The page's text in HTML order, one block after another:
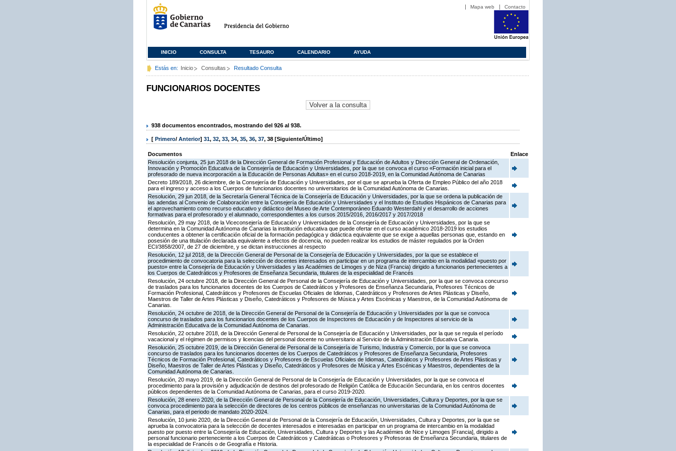
Mapa web Contacto
INICIO CONSULTA TESAURO CALENDARIO AYUDA
Estás en: Inicio Consultas Resultado Consulta
FUNCIONARIOS DOCENTES
938 documentos encontrados, mostrando del 926 al 938.
[ Primero/ Anterior] 31, 32, 33, 34, 35, 36, 37, 38 [Siguiente/Último]
Documentos
Enlace
Resolución conjunta, 25 jun 2018 de la Dirección General de Formación Profesional y Educación de Adultos y Dirección General de Ordenación,
Innovación y Promoción Educativa de la Consejería de Educación y Universidades, por la que se convoca el curso «Formación inicial para el
profesorado de nueva incorporación a la Educación de Personas Adultas» en el curso 2018-2019, en la Comunidad Autónoma de Canarias
Decreto 189/2018, 26 diciembre, de la Consejería de Educación y Universidades, por el que se aprueba la Oferta de Empleo Público del año 2018
para el ingreso y acceso a los Cuerpos de funcionarios docentes no universitarios de la Comunidad Autónoma de Canarias.
Resolución, 29 jun 2018, de la Secretaría General Técnica de la Consejería de Educación y Universidades, por la que se ordena la publicación de
las adendas al Convenio de Colaboración entre la Consejería de Educación y Universidades y el Instituto de Estudios Hispánicos de Canarias para
el aprovechamiento como recurso educativo y didáctico del Museo de Arte Contemporáneo Eduardo Westerdahl y el desarrollo de acciones
formativas para el profesorado y el alumnado, correspondientes a los cursos 2015/2016, 2016/2017 y 2017/2018
Resolución, 29 may 2018, de la Viceconsejería de Educación y Universidades de la Consejería de Educación y Universidades, por la que se
determina en la Comunidad Autónoma de Canarias la institución educativa que puede ofertar en el curso académico 2018-2019 los estudios
conducentes a obtener la certificación oficial de la formación pedagógica y didáctica equivalente que se exige a aquellas personas que, estando en
posesión de una titulación declarada equivalente a efectos de docencia, no pueden realizar los estudios de máster regulados por la Orden
ECI/3858/2007, de 27 de diciembre, y se dictan instrucciones al respecto
Resolución, 12 jul 2018, de la Dirección General de Personal de la Consejería de Educación y Universidades, por la que se establece el
procedimiento de convocatoria para la selección de docentes interesados en participar en un programa de intercambio en la modalidad «puesto por
puesto» entre la Consejería de Educación y Universidades y las Académies de Limoges y de Niza (Francia) dirigido a funcionarios pertenecientes a
los Cuerpos de Catedráticos y Profesores de Enseñanza Secundaria, titulares de la especialidad de Francés
Resolución, 24 octubre 2018, de la Dirección General de Personal de la Consejería de Educación y Universidades, por la que se convoca concurso
de traslados para los funcionarios docentes de los Cuerpos de Catedráticos y Profesores de Enseñanza Secundaria, Profesores Técnicos de
Formación Profesional, Catedráticos y Profesores de Escuelas Oficiales de Idiomas, Catedráticos y Profesores de Artes Plásticas y Diseño,
Maestros de Taller de Artes Plásticas y Diseño, Catedráticos y Profesores de Música y Artes Escénicas y Maestros, de la Comunidad Autónoma de
Canarias.
Resolución, 24 octubre de 2018, de la Dirección General de Personal de la Consejería de Educación y Universidades por la que se convoca
concurso de traslados para los funcionarios docentes de los Cuerpos de Inspectores de Educación y de Inspectores al servicio de la
Administración Educativa de la Comunidad Autónoma de Canarias.
Resolución, 22 octubre 2018, de la Dirección General de Personal de la Consejería de Educación y Universidades, por la que se regula el período
vacacional y el régimen de permisos y licencias del personal docente no universitario al Servicio de la Administración Educativa Canaria.
Resolución, 25 octubre 2019, de la Dirección General de Personal de la Consejería de Turismo, Industria y Comercio, por la que se convoca
concurso de traslados para los funcionarios docentes de los Cuerpos de Catedráticos y Profesores de Enseñanza Secundaria, Profesores
Técnicos de Formación Profesional, Catedráticos y Profesores de Escuelas Oficiales de Idiomas, Catedráticos y Profesores de Artes Plásticas y
Diseño, Maestros de Taller de Artes Plásticas y Diseño, Catedráticos y Profesores de Música y Artes Escénicas y Maestros, dependientes de la
Comunidad Autónoma de Canarias.
Resolución, 20 mayo 2019, de la Dirección General de Personal de la Consejería de Educación y Universidades, por la que se convoca el
procedimiento para la provisión y adjudicación de destinos del profesorado de Religión Católica de Educación Secundaria, en los centros docentes
públicos dependientes de la Comunidad Autónoma de Canarias, para el curso 2019-2020.
Resolución, 28 enero 2020, de la Dirección General de Personal de la Consejería de Educación, Universidades, Cultura y Deportes, por la que se
convoca procedimiento para la selección de directores de los centros públicos de enseñanzas no universitarias de la Comunidad Autónoma de
Canarias, para el periodo de mandato 2020-2024.
Resolución, 10 junio 2020, de la Dirección General de Personal de la Consejería de Educación, Universidades, Cultura y Deportes, por la que se
aprueba la convocatoria para la selección de docentes interesados e interesadas en participar en un programa de intercambio en la modalidad
puesto por puesto entre la Consejería de Educación, Universidades, Cultura y Deportes y las Académies de Nice y Limoges [Francia], dirigido a
personal funcionario perteneciente a los Cuerpos de Catedráticos y Catedráticas o Profesores y Profesoras de Enseñanza Secundaria, titulares de
la especialidad de Francés o de Geografía e Historia.